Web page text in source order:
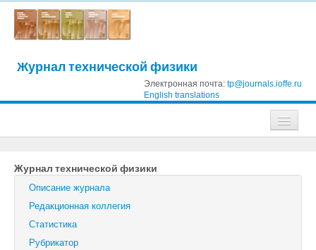
Журнал технической физики
Электронная почта: tp@journals.ioffe.ru
English translations
Журнал технической физики
Письма в Журнал технической физики
Физика твердого тела
Журнал технической физики
Описание журнала
Редакционная коллегия
Статистика
Рубрикатор